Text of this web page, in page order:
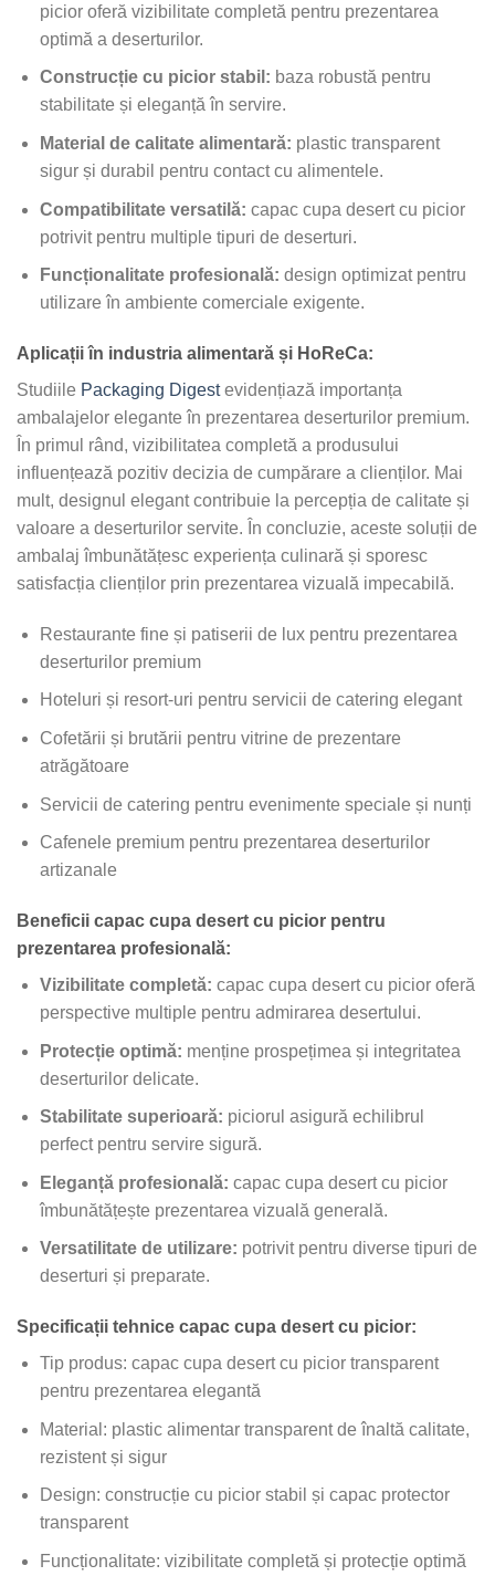
picior oferă vizibilitate completă pentru prezentarea
optimă a deserturilor.
Construcție cu picior stabil: baza robustă pentru
stabilitate și eleganță în servire.
Material de calitate alimentară: plastic transparent
sigur și durabil pentru contact cu alimentele.
Compatibilitate versatilă: capac cupa desert cu picior
potrivit pentru multiple tipuri de deserturi.
Funcționalitate profesională: design optimizat pentru
utilizare în ambiente comerciale exigente.
Aplicații în industria alimentară și HoReCa:
Studiile Packaging Digestevidențiază importanța
ambalajelor elegante în prezentarea deserturilor premium.
În primul rând, vizibilitatea completă a produsului
influențează pozitiv decizia de cumpărare a clienților. Mai
mult, designul elegant contribuie la percepția de calitate și
valoare a deserturilor servite. În concluzie, aceste soluții de
ambalaj îmbunătățesc experiența culinară și sporesc
satisfacția clienților prin prezentarea vizuală impecabilă.
Restaurante fine și patiserii de lux pentru prezentarea
deserturilor premium
Hoteluri și resort-uri pentru servicii de catering elegant
Cofetării și brutării pentru vitrine de prezentare
atrăgătoare
Servicii de catering pentru evenimente speciale și nunți
Cafenele premium pentru prezentarea deserturilor
artizanale
Beneficii capac cupa desert cu picior pentru
prezentarea profesională:
Vizibilitate completă: capac cupa desert cu picior oferă
perspective multiple pentru admirarea desertului.
Protecție optimă: menține prospețimea și integritatea
deserturilor delicate.
Stabilitate superioară: piciorul asigură echilibrul
perfect pentru servire sigură.
Eleganță profesională: capac cupa desert cu picior
îmbunătățește prezentarea vizuală generală.
Versatilitate de utilizare: potrivit pentru diverse tipuri de
deserturi și preparate.
Specificații tehnice capac cupa desert cu picior:
Tip produs: capac cupa desert cu picior transparent
pentru prezentarea elegantă
Material: plastic alimentar transparent de înaltă calitate,
rezistent și sigur
Design: construcție cu picior stabil și capac protector
transparent
Funcționalitate: vizibilitate completă și protecție optimă